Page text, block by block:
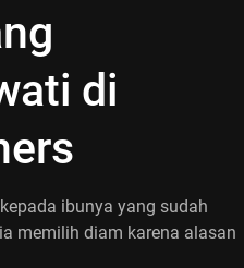
di
ibunya yang sudah
memilih diam karena alasan